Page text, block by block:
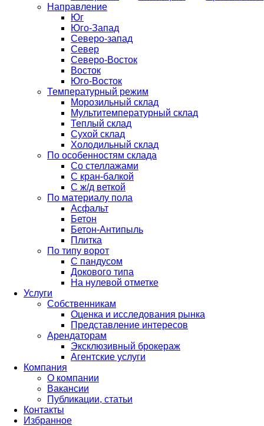
Направление
Юг
Юго-Запад
Северо-запад
Север
Северо-Восток
Восток
Юго-Восток
Температурный режим
Морозильный склад
Мультитемпературный склад
Теплый склад
Сухой склад
Холодильный склад
По особенностям склада
Со стеллажами
С кран-балкой
С ж/д веткой
По материалу пола
Асфальт
Бетон
Бетон-Антипыль
Плитка
По типу ворот
С пандусом
Докового типа
На нулевой отметке
Услуги
Собственникам
Оценка и исследования рынка
Представление интересов
Арендаторам
Эксклюзивный брокераж
Агентские услуги
Компания
О компании
Вакансии
Публикации, статьи
Контакты
Избранное